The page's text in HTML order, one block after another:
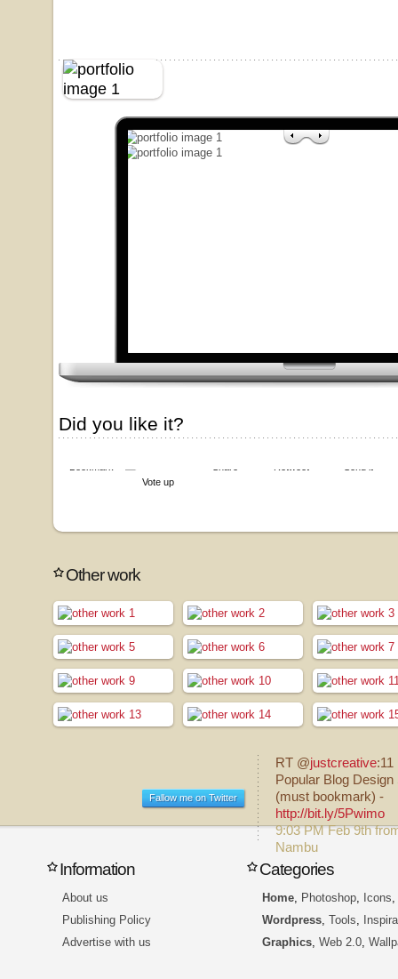
Did you like it?
Vote up
Other work
Fallow me on Twitter
RT @justcreative:11
Popular Blog Design
(must bookmark) -
http://bit.ly/5Pwimo
9:03 PM Feb 9th
Nambu
Information
About us
Publishing Policy
Advertise with us
Categories
Home Photoshop Icons
Wordpress Tools
Graphics Web 2.0